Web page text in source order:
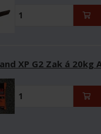
XP G2 Zak á 20kg